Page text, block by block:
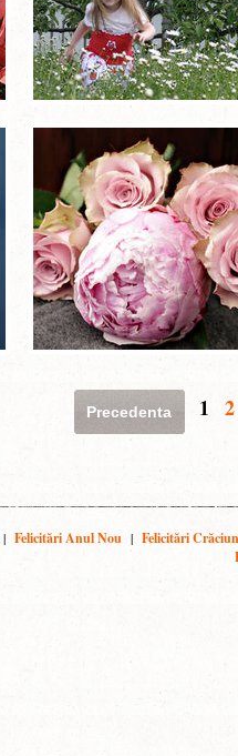
Precedenta 1 2
| Felicitări Anul Nou | Felicitări